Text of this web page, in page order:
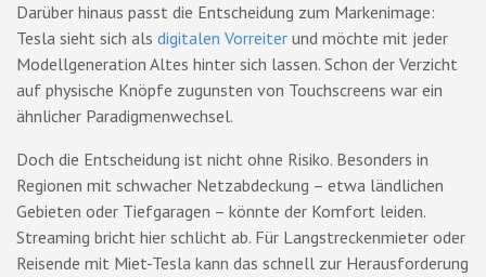
Darüber hinaus passt die Entscheidung zum Markenimage:
Tesla sieht sich als digitalen Vorreiter und möchte mit jeder
Modellgeneration Altes hinter sich lassen. Schon der Verzicht
auf physische Knöpfe zugunsten von Touchscreens war ein
ähnlicher Paradigmenwechsel.
Doch die Entscheidung ist nicht ohne Risiko. Besonders in
Regionen mit schwacher Netzabdeckung – etwa ländlichen
Gebieten oder Tiefgaragen – könnte der Komfort leiden.
Streaming bricht hier schlicht ab. Für Langstreckenmieter oder
Reisende mit Miet-Tesla kann das schnell zur Herausforderung